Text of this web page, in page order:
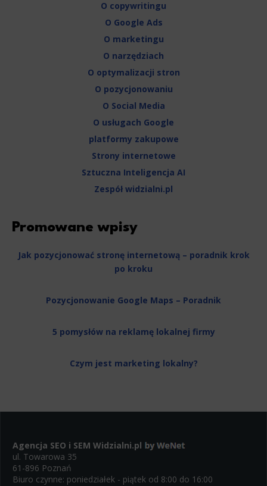
O copywritingu
O Google Ads
O marketingu
O narzędziach
O optymalizacji stron
O pozycjonowaniu
O Social Media
O usługach Google
platformy zakupowe
Strony internetowe
Sztuczna Inteligencja AI
Zespół widzialni.pl
Promowane wpisy
Jak pozycjonować stronę internetową – poradnik krok
po kroku
Pozycjonowanie Google Maps – Poradnik
5 pomysłów na reklamę lokalnej firmy
Czym jest marketing lokalny?
Agencja SEO i SEM Widzialni.pl
ul. Towarowa 35
61-896 Poznań
Biuro czynne: poniedziałek - piątek od 8:00 do 16:00